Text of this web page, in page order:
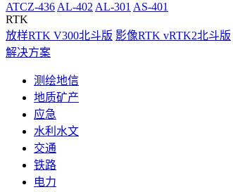
ATCZ-436 AL-402 AL-301 AS-401
RTK
放样RTK V300北斗版 影像RTK vRTK2北斗版
解决方案
测绘地信
地质矿产
应急
水利水文
交通
铁路
电力